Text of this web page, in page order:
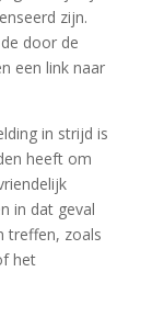
zijn.
door de
een link naar
in strijd is
heeft om
in dat geval
treffen, zoals
het